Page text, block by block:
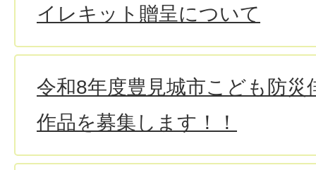
イレキット贈呈について
令和8年度豊見城市こども防
作品を募集します！！